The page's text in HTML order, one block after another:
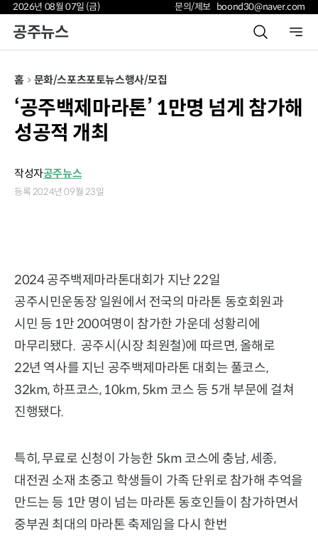
2026년 08월 07일 (금) 문의/제보 boond30@naver.com
공주뉴스
홈 문화/스포츠포토뉴스행사/모집
‘공주백제마라톤’ 1만명 넘게 참가해
성공적 개최
작성자공주뉴스
등록 2024년 09월 23일
2024 공주백제마라톤대회가 지난 22일
공주시민운동장 일원에서 전국의 마라톤 동호회원과
시민 등 1만 200여명이 참가한 가운데 성황리에
마무리됐다. 공주시(시장 최원철)에 따르면, 올해로
22년 역사를 지닌 공주백제마라톤 대회는 풀코스,
32km, 하프코스, 10km, 5km 코스 등 5개 부문에 걸쳐
진행됐다.
특히, 무료로 신청이 가능한 5km 코스에 충남, 세종,
대전권 소재 초중고 학생들이 가족 단위로 참가해 추억을
만드는 등 1만 명이 넘는 마라톤 동호인들이 참가하면서
중부권 최대의 마라톤 축제임을 다시 한번